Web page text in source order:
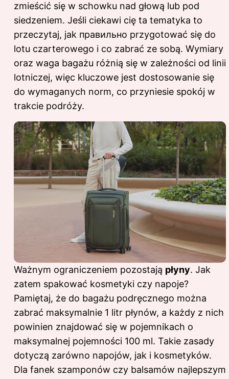
zmieścić się w schowku nad głową lub pod
siedzeniem. Jeśli ciekawi cię ta tematyka to
przeczytaj, jak правильно przygotować się do
lotu czarterowego i co zabrać ze sobą. Wymiary
oraz waga bagażu różnią się w zależności od linii
lotniczej, więc kluczowe jest dostosowanie się
do wymaganych norm, co przyniesie spokój w
trakcie podróży.
Ważnym ograniczeniem pozostają płyny. Jak
zatem spakować kosmetyki czy napoje?
Pamiętaj, że do bagażu podręcznego można
zabrać maksymalnie 1 litr płynów, a każdy z nich
powinien znajdować się w pojemnikach o
maksymalnej pojemności 100 ml. Takie zasady
dotyczą zarówno napojów, jak i kosmetyków.
Dla fanek szamponów czy balsamów najlepszym